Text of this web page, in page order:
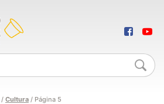
/ Cultura / Página 5